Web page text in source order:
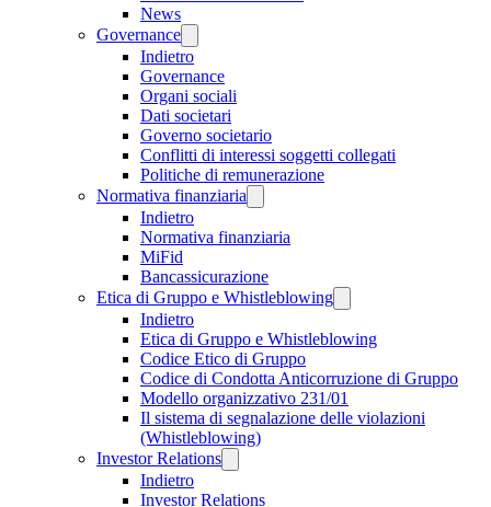
News
Governance
Indietro
Governance
Organi sociali
Dati societari
Governo societario
Conflitti di interessi soggetti collegati
Politiche di remunerazione
Normativa finanziaria
Indietro
Normativa finanziaria
MiFid
Bancassicurazione
Etica di Gruppo e Whistleblowing
Indietro
Etica di Gruppo e Whistleblowing
Codice Etico di Gruppo
Codice di Condotta Anticorruzione di Gruppo
Modello organizzativo 231/01
Il sistema di segnalazione delle violazioni
(Whistleblowing)
Investor Relations
Indietro
Investor Relations